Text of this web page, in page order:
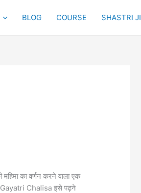
BLOG COURSE SHASTRI JI
का वर्णन करने वाला एक
Gayatri Chalisa इसे पढ़ने